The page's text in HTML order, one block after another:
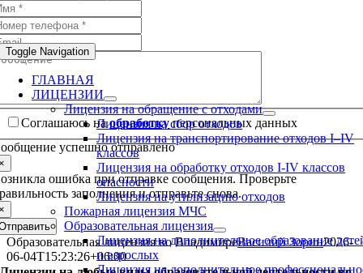
Toggle Navigation
ГЛАВНАЯ
ЛИЦЕНЗИИ
Лицензия на обращение с отходами
Лицензия на сбор отходов
Лицензия на транспортирование отходов I–IV
классов
Лицензия на обработку отходов I-IV классов
опасности
Лицензия на утилизацию отходов
Пожарная лицензия МЧС
Образовательная лицензия
Лицензия на дополнительное образование
и взрослых
Лицензия на дополнительное
Соглашаюсь наобработкуперсональных данных
успешно отправлено
ошибка при отправке сообщения. Проверьте
заполнения и отправьте снова.
Образовательная лицензия во ВладимиреВасилий Зорин2026-
06-04T15:23:26+06:00